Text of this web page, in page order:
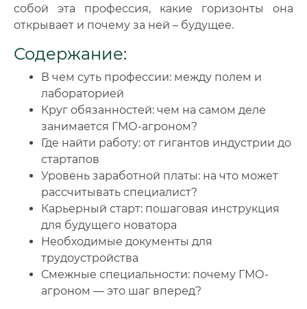
собой эта профессия, какие горизонты она
открывает и почему за ней – будущее.
Содержание:
В чем суть профессии: между полем и
лабораторией
Круг обязанностей: чем на самом деле
занимается ГМО-агроном?
Где найти работу: от гигантов индустрии до
стартапов
Уровень заработной платы: на что может
рассчитывать специалист?
Карьерный старт: пошаговая инструкция
для будущего новатора
Необходимые документы для
трудоустройства
Смежные специальности: почему ГМО-
агроном — это шаг вперед?